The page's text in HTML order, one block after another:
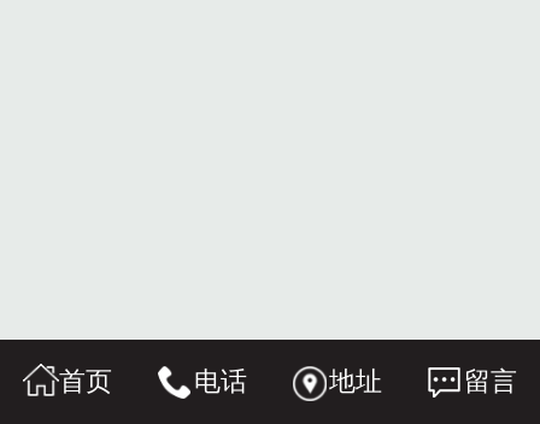
首页 电话 地址 留言